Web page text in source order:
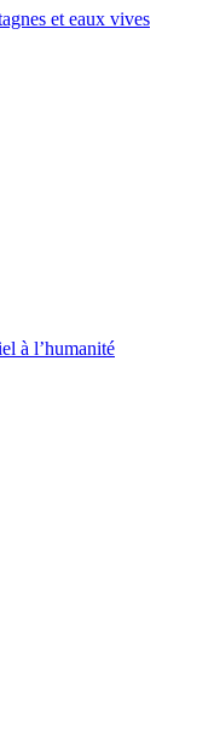
et eaux vives
à l’humanité